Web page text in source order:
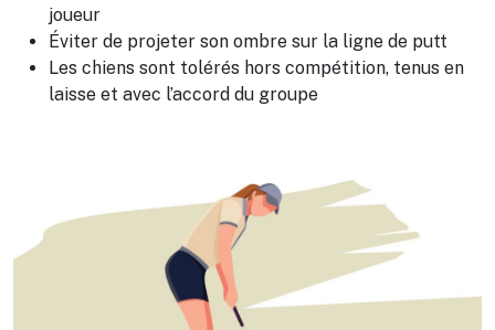
joueur
Éviter de projeter son ombre sur la ligne de putt
Les chiens sont tolérés hors compétition, tenus en
laisse et avec l’accord du groupe